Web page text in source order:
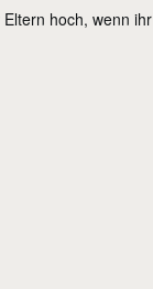
hoch, wenn ihr